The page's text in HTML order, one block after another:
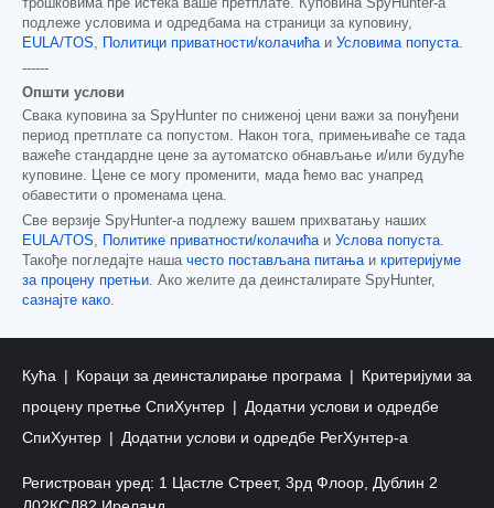
трошковима пре истека ваше претплате. Куповина SpyHunter-а
подлеже условима и одредбама на страници за куповину,
EULA/TOS, Политици приватности/колачићаи Условима попуста.
------
Општи услови
Свака куповина за SpyHunter по сниженој цени важи за понуђени
период претплате са попустом. Након тога, примењиваће се тада
важеће стандардне цене за аутоматско обнављање и/или будуће
куповине. Цене се могу променити, мада ћемо вас унапред
обавестити о променама цена.
Све верзије SpyHunter-а подлежу вашем прихватању наших
EULA/TOS, Политике приватности/колачићаи Услова попуста.
Такође погледајте наша често постављана питањаи критеријуме
за процену претњи. Ако желите да деинсталирате SpyHunter,
сазнајте како.
Кућа Кораци за деинсталирање програма
Критеријуми за
процену претње СпиХунтер
Додатни услови и одредбе
СпиХунтер
Додатни услови и одредбе РегХунтер-а
Регистрован уред: 1 Цастле Стреет, 3рд Флоор, Дублин 2